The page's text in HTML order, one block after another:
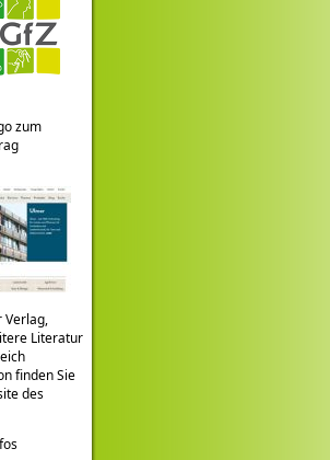
zum
Verlag,
Literatur
finden Sie
des